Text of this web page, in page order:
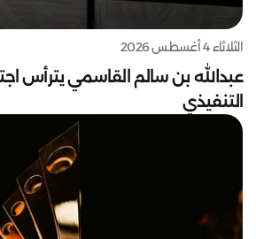
الثلاثاء 4 أغسطس 2026
عبدالله بن سالم القاسمي يترأس
التنفيذي